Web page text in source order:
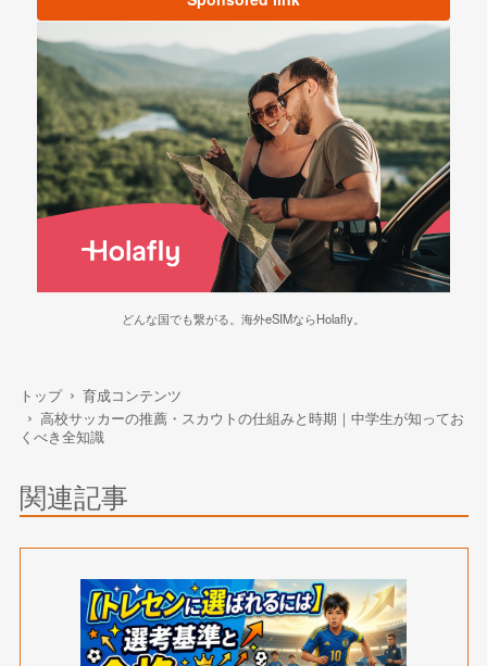
どんな国でも繋がる。海外eSIMならHolafly。
トップ
育成コンテンツ
高校サッカーの推薦・スカウトの仕組みと時期｜中学生が知ってお
くべき全知識
関連記事